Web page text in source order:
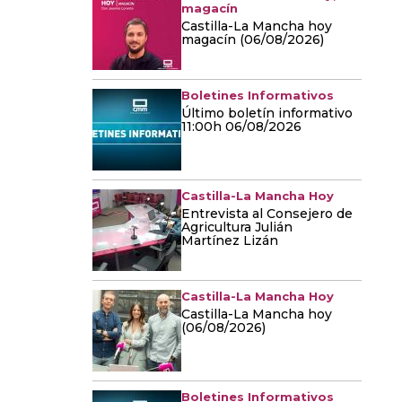
magacín
Castilla-La Mancha hoy
magacín (06/08/2026)
Boletines Informativos
Último boletín informativo
11:00h 06/08/2026
Castilla-La Mancha Hoy
Entrevista al Consejero de
Agricultura Julián
Martínez Lizán
Castilla-La Mancha Hoy
Castilla-La Mancha hoy
(06/08/2026)
Boletines Informativos